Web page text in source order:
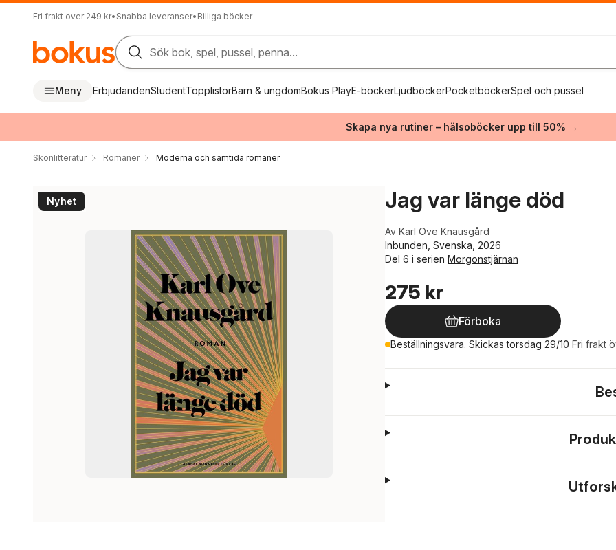
Fri frakt över 249 kr• Snabba leveranser• Billiga böcker
Sök bok, spel, pussel, penna...
Meny ErbjudandenStudentTopplistorBarn & ungdomBokus PlayE-böckerLjudböckerPocketböckerSpel och pussel
Skapa nya rutiner – hälsoböcker upp till 50% →
Skönlitteratur Romaner Moderna och samtida romaner
Nyhet Jag var länge död
Av Karl Ove Knausgård
Inbunden, Svenska, 2026
Del 6 i serien Morgonstjärnan
275 kr
Förboka
Beställningsvara. Skickas torsdag 29/10 Fri frakt